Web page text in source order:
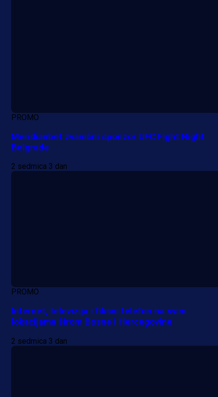
PROMO
Meridianbet zvanični sponzor UFC Fight Night
Belgrade
2 sedmica 3 dan
PROMO
Internet, televizija i fiksni telefon na svim
lokacijama širom Bosne i Hercegovine
2 sedmica 3 dan